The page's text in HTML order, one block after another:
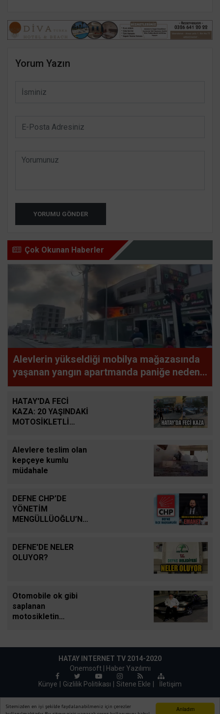
Anladım
Sitemizden en iyi şekilde faydalanabilmeniz için çerezler
Yorum Yazın
YORUMU GÖNDER
Çok Okunan Haberler
Alevlerin yükseldiği mobilya mağazasında
yaşanan yangın apartmanda paniğe neden
oldu
HATAY'DA FECİ
KAZA: 20 YAŞINDAKİ
MOTOSİKLETLİ
Alevlere teslim olan
kepçeye kumlu
müdahale
DEFNE CHP’DE
YÖNETİM
MENGÜLLÜOĞLU’NA
DEFNE'DE NELER
OLUYOR?
Otomobile ok gibi
saplanan
motosikletin
kalarak can verdiği
kaza kameradaHATAY INTERNET TV 2014-2020
Onemsoft |
Haber Yazılımı
Künye
Gizlilik Politikası Sitene Ekle İletişim